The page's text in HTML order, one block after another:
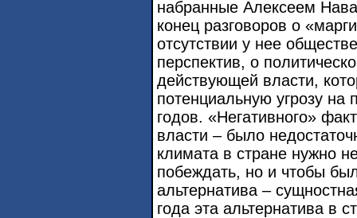
набранные Алексеем
конец разговоров о
отсутствии у нее
перспектив, о
действующей власти,
потенциальную угрозу на
годов. «Негативного»
власти – было
климата в стране нужно
побеждать, но и чтобы
альтернатива –
года эта альтернатива в